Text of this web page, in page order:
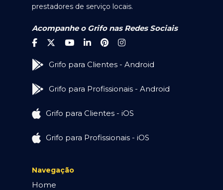
prestadores de serviço locais.
Acompanhe o Grifo nas Redes Sociais
Grifo para Clientes - Android
Grifo para Profissionais - Android
Grifo para Clientes - iOS
Grifo para Profissionais - iOS
Navegação
Home